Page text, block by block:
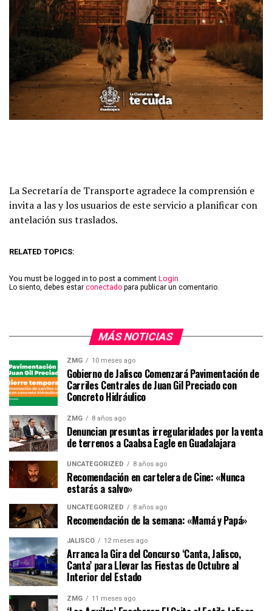
La Secretaría de Transporte agradece la comprensión e
invita a las y los usuarios de este servicio a planificar con
antelación sus traslados.
RELATED TOPICS:
You must be logged in to post a comment Login
Lo siento, debes estar conectado para publicar un comentario.
MÁS NOTICIAS
ZMG 10 meses ago
Gobierno de Jalisco Comenzará Pavimentación de
Carriles Centrales de Juan Gil Preciado con
Concreto Hidráulico
ZMG 8 años ago
Denuncian presuntas irregularidades por la venta
de terrenos a Caabsa Eagle en Guadalajara
UNCATEGORIZED 8 años ago
Recomendación en cartelera de Cine: «Nunca
estarás a salvo»
UNCATEGORIZED 8 años ago
Recomendación de la semana: «Mamá y Papá»
JALISCO 12 meses ago
Arranca la Gira del Concurso ‘Canta, Jalisco,
Canta’ para Llevar las Fiestas de Octubre al
Interior del Estado
ZMG 11 meses ago